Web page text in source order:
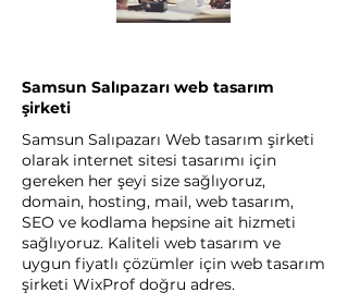
Samsun Salıpazarı web tasarım
şirketi
Samsun Salıpazarı Web tasarım şirketi
olarak internet sitesi tasarımı için
gereken her şeyi size sağlıyoruz,
domain, hosting, mail, web tasarım,
SEO ve kodlama hepsine ait hizmeti
sağlıyoruz. Kaliteli web tasarım ve
uygun fiyatlı çözümler için web tasarım
şirketi WixProf doğru adres.